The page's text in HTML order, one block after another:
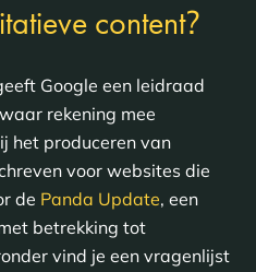
content?
Google een leidraad
rekening mee
het produceren van
voor websites die
de Panda Update, een
betrekking tot
vind je een vragenlijst